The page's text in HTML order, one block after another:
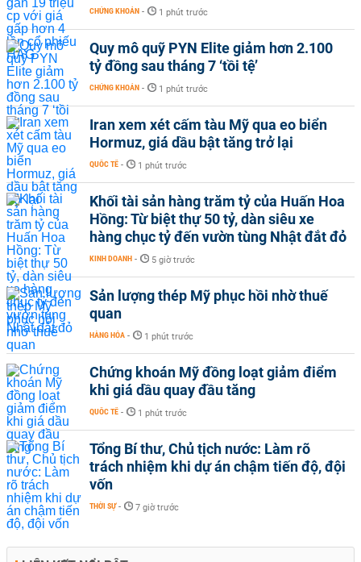
CHỨNG KHOÁN - 1 phút trước
Quy mô quỹ PYN Elite giảm hơn 2.100
tỷ đồng sau tháng 7 ‘tồi tệ’
CHỨNG KHOÁN - 1 phút trước
Iran xem xét cấm tàu Mỹ qua eo biển
Hormuz, giá dầu bật tăng trở lại
QUỐC TẾ - 1 phút trước
Khối tài sản hàng trăm tỷ của Huấn Hoa
Hồng: Từ biệt thự 50 tỷ, dàn siêu xe
hàng chục tỷ đến vườn tùng Nhật đắt đỏ
KINH DOANH - 5 giờ trước
Sản lượng thép Mỹ phục hồi nhờ thuế
quan
HÀNG HÓA - 1 phút trước
Chứng khoán Mỹ đồng loạt giảm điểm
khi giá dầu quay đầu tăng
QUỐC TẾ - 1 phút trước
Tổng Bí thư, Chủ tịch nước: Làm rõ
trách nhiệm khi dự án chậm tiến độ, đội
vốn
THỜI SỰ - 7 giờ trước